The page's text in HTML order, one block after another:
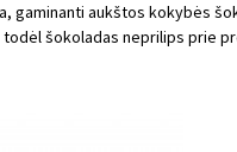
gaminanti aukštos kokybės
šokoladas neprilips prie